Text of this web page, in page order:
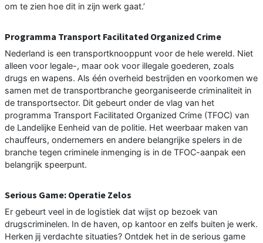
om te zien hoe dit in zijn werk gaat.’
Programma Transport Facilitated Organized Crime
Nederland is een transportknooppunt voor de hele wereld. Niet
alleen voor legale-, maar ook voor illegale goederen, zoals
drugs en wapens. Als één overheid bestrijden en voorkomen we
samen met de transportbranche georganiseerde criminaliteit in
de transportsector. Dit gebeurt onder de vlag van het
programma Transport Facilitated Organized Crime (TFOC) van
de Landelijke Eenheid van de politie. Het weerbaar maken van
chauffeurs, ondernemers en andere belangrijke spelers in de
branche tegen criminele inmenging is in de TFOC-aanpak een
belangrijk speerpunt.
Serious Game: Operatie Zelos
Er gebeurt veel in de logistiek dat wijst op bezoek van
drugscriminelen. In de haven, op kantoor en zelfs buiten je werk.
Herken jij verdachte situaties? Ontdek het in de serious game